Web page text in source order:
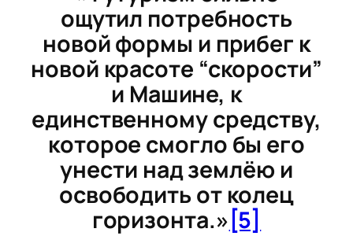
ощутил потребность
новой формы и прибег к
новой красоте “скорости”
и Машине, к
единственному средству,
которое смогло бы его
унести над землёю и
освободить от колец
горизонта.» [5]